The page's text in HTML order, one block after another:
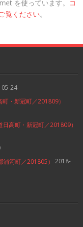
を使っています。 コ
覧ください。
24
・新冠町／201809）
高町・新冠町／201809）
河町／201805） 2018-